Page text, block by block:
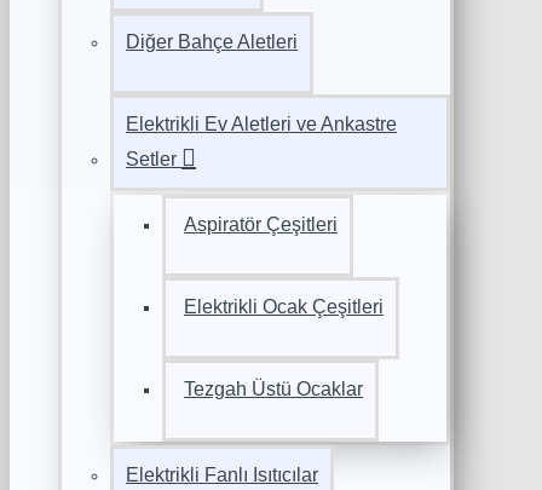
Diğer Bahçe Aletleri
Elektrikli Ev Aletleri ve Ankastre
Setler
Aspiratör Çeşitleri
Elektrikli Ocak Çeşitleri
Tezgah Üstü Ocaklar
Elektrikli Fanlı Isıtıcılar